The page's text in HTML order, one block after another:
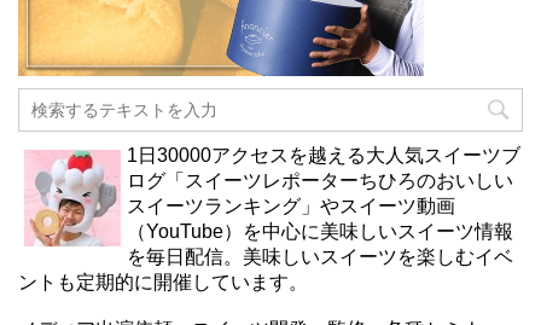
1日30000アクセスを越える大人気スイーツブ
ログ「スイーツレポーターちひろのおいしい
スイーツランキング」やスイーツ動画
（YouTube）を中心に美味しいスイーツ情報
を毎日配信。美味しいスイーツを楽しむイベ
ントも定期的に開催しています。